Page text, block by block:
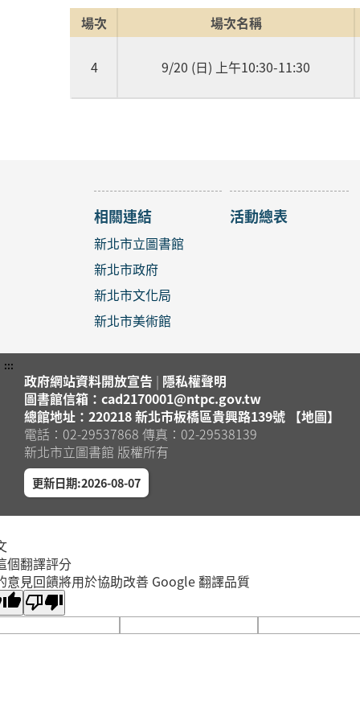
場次 場次名稱
4 9/20 (日) 上午10:30-11:30
相關連結
新北市立圖書館
新北市政府
新北市文化局
新北市美術館
活動總表
:::
政府網站資料開放宣告 | 隱私權聲明
圖書館信箱：cad2170001@ntpc.gov.tw
總館地址：220218 新北市板橋區貴興路139號 【地圖】
電話：02-29537868 傳真：02-29538139
新北市立圖書館 版權所有
更新日期:2026-08-07
個翻譯評分
意見回饋將用於協助改善 Google 翻譯品質